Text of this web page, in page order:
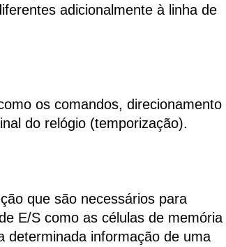
adicionalmente à linha de
os comandos, direcionamento
do relógio (temporização).
que são necessários para
E/S como as células de memória
determinada informação de uma